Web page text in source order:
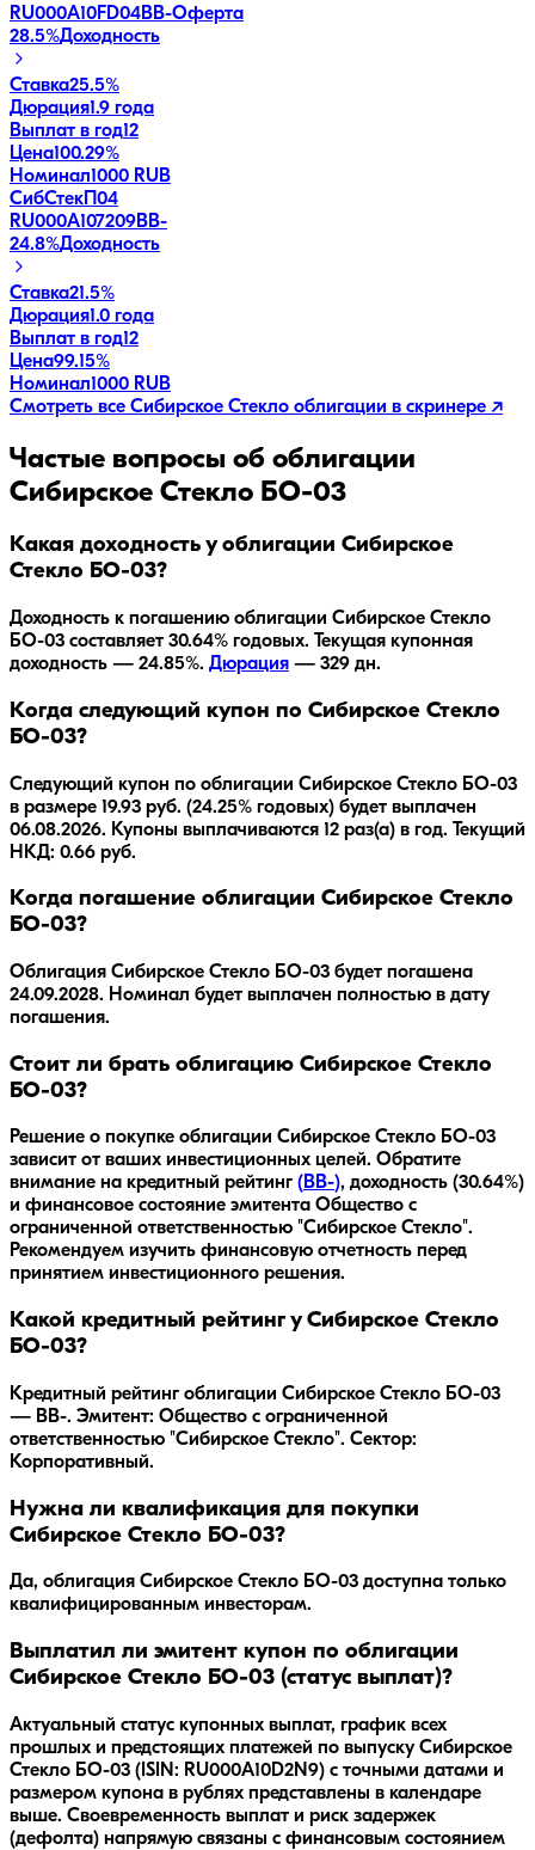
RU000A10FD04BB-Оферта
28.5%Доходность
Ставка25.5%
Дюрация1.9 года
Выплат в год12
Цена100.29%
Номинал1000 RUB
СибСтекП04
RU000A107209BB-
24.8%Доходность
Ставка21.5%
Дюрация1.0 года
Выплат в год12
Цена99.15%
Номинал1000 RUB
Смотреть все Сибирское Стекло облигации в скринере ↗
Частые вопросы об облигации
Сибирское Стекло БО-03
Какая доходность у облигации Сибирское
Стекло БО-03?
Доходность к погашению облигации Сибирское Стекло
БО-03 составляет 30.64% годовых. Текущая купонная
доходность — 24.85%. Дюрация — 329 дн.
Когда следующий купон по Сибирское Стекло
БО-03?
Следующий купон по облигации Сибирское Стекло БО-03
в размере 19.93 руб. (24.25% годовых) будет выплачен
06.08.2026. Купоны выплачиваются 12 раз(а) в год. Текущий
НКД: 0.66 руб.
Когда погашение облигации Сибирское Стекло
БО-03?
Облигация Сибирское Стекло БО-03 будет погашена
24.09.2028. Номинал будет выплачен полностью в дату
погашения.
Стоит ли брать облигацию Сибирское Стекло
БО-03?
Решение о покупке облигации Сибирское Стекло БО-03
зависит от ваших инвестиционных целей. Обратите
внимание на кредитный рейтинг (BB-), доходность (30.64%)
и финансовое состояние эмитента Общество с
ограниченной ответственностью "Сибирское Стекло".
Рекомендуем изучить финансовую отчетность перед
принятием инвестиционного решения.
Какой кредитный рейтинг у Сибирское Стекло
БО-03?
Кредитный рейтинг облигации Сибирское Стекло БО-03
— BB-. Эмитент: Общество с ограниченной
ответственностью "Сибирское Стекло". Сектор:
Корпоративный.
Нужна ли квалификация для покупки
Сибирское Стекло БО-03?
Да, облигация Сибирское Стекло БО-03 доступна только
квалифицированным инвесторам.
Выплатил ли эмитент купон по облигации
Сибирское Стекло БО-03 (статус выплат)?
Актуальный статус купонных выплат, график всех
прошлых и предстоящих платежей по выпуску Сибирское
Стекло БО-03 (ISIN: RU000A10D2N9) с точными датами и
размером купона в рублях представлены в календаре
выше. Своевременность выплат и риск задержек
(дефолта) напрямую связаны с финансовым состоянием